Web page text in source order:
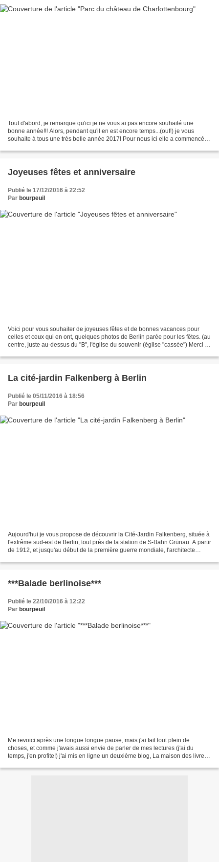
Tout d'abord, je remarque qu'ici je ne vous ai pas encore souhaité une
bonne année!!! Alors, pendant qu'il en est encore temps...(ouf!) je vous
souhaite à tous une très belle année 2017! Pour nous ici elle a commencé
Joyeuses fêtes et anniversaire
Publié le 17/12/2016 à 22:52
Par bourpeuil
Voici pour vous souhaiter de joyeuses fêtes et de bonnes vacances pour
celles et ceux qui en ont, quelques photos de Berlin parée pour les fêtes. (au
centre, juste au-dessus du "B", l'église du souvenir (église "cassée") Merci à
La cité-jardin Falkenberg à Berlin
Publié le 05/11/2016 à 18:56
Par bourpeuil
Aujourd'hui je vous propose de découvrir la Cité-Jardin Falkenberg, située à
l'extrême sud-est de Berlin, tout près de la station de S-Bahn Grünau. A partir
de 1912, et jusqu'au début de la première guerre mondiale, l'architecte
***Balade berlinoise***
Publié le 22/10/2016 à 12:22
Par bourpeuil
Me revoici après une longue longue pause, mais j'ai fait tout plein de
choses, et comme j'avais aussi envie de parler de mes lectures (j'ai du
temps, j'en profite!) j'ai mis en ligne un deuxième blog, La maison des livres